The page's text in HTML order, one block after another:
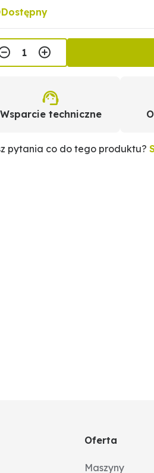
Dostępny
Wsparcie techniczne
pytania co do tego produktu?
Oferta
Maszyny